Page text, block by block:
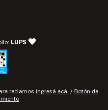
LUPS — agencia de diseño y
reclamos ingresá acá. / Botón de